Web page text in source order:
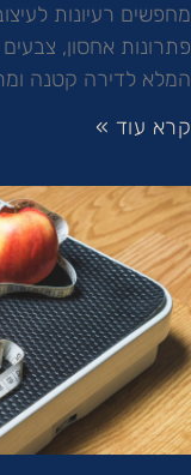
מחפשים רעיונות
פתרונות אחסון,
המלא לדירה קטנה
קרא עוד »